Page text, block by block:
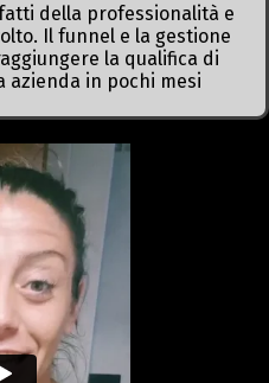
della professionalità e
Il funnel e la gestione
la qualifica di
azienda in pochi mesi